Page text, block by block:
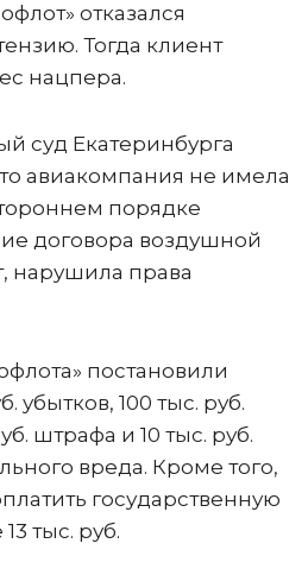
отказался
Тогда клиент
нацпера.
суд Екатеринбурга
авиакомпания не имела
порядке
договора воздушной
нарушила права
постановили
убытков, 100 тыс. руб.
штрафа и 10 тыс. руб.
вреда. Кроме того,
государственную
тыс. руб.